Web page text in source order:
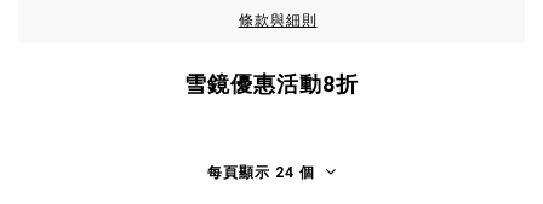
條款與細則
雪鏡優惠活動8折
每頁顯示 24 個